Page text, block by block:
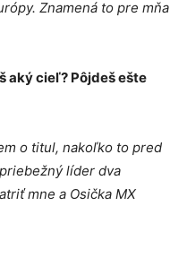
Znamená to pre mňa
aký cieľ? Pôjdeš ešte
o titul, nakoľko to pred
líder dva
mne a Osička MX